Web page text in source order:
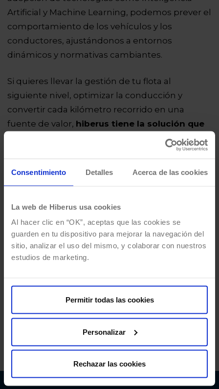
Consentimiento Detalles Acerca de las cookies
La web de Hiberus usa cookies
Al hacer clic en “OK”, aceptas que las cookies se
guarden en tu dispositivo para mejorar la navegación del
sitio, analizar el uso del mismo, y colaborar con nuestros
estudios de marketing.
Permitir todas las cookies
Personalizar
Rechazar las cookies
Artificial y Machine Learning, podemos prever el
comportamiento de los vehículos y los
conductores, ajustándonos a entornos
dinámicos y normativas cambiantes.
Si quieres llevar la gestión de tu flota al
siguiente nivel, optimizar la conducción y
convertir cada kilómetro recorrido en una
fuente de valor, hiberus tiene la solución que
sistema integral de
basado en una
aviso hasta la fase de facturación. Todo ello
garantizando la integridad de la información, sin
necesidad del uso de papel y reduciendo
tiempos y costes.
coordinación de las mismas? Contáctanos y
solicita una demo deGisir.